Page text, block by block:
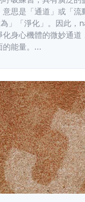
意思是「通道」或「流
」「淨化」。因此，
化身心機體的微妙通道
的能量。…